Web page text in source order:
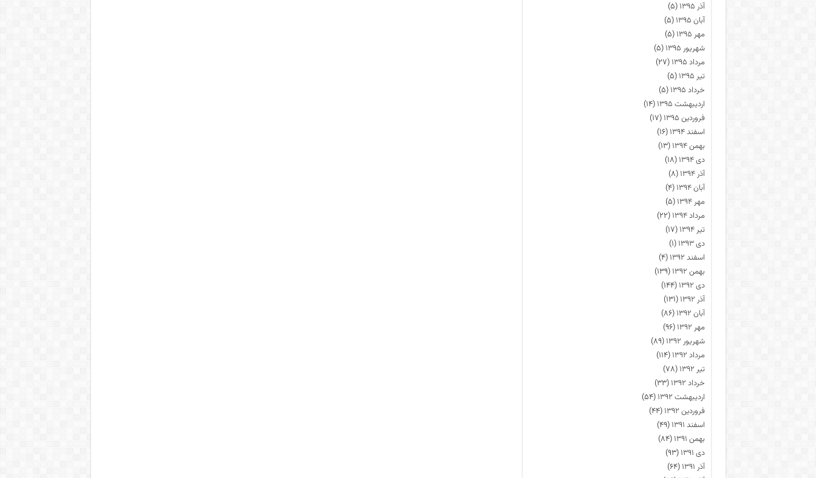
آذر ۱۳۹۵
(۵)
آبان ۱۳۹۵
(۵)
مهر ۱۳۹۵
(۵)
شهریور ۱۳۹۵
(۵)
مرداد ۱۳۹۵
(۲۷)
تیر ۱۳۹۵
(۵)
خرداد ۱۳۹۵
(۵)
اردیبهشت ۱۳۹۵
(۱۴)
فروردین ۱۳۹۵
(۱۷)
اسفند ۱۳۹۴
(۱۶)
بهمن ۱۳۹۴
(۱۳)
دی ۱۳۹۴
(۱۸)
آذر ۱۳۹۴
(۸)
آبان ۱۳۹۴
(۴)
مهر ۱۳۹۴
(۵)
مرداد ۱۳۹۴
(۲۲)
تیر ۱۳۹۴
(۱۷)
دی ۱۳۹۳
(۱)
اسفند ۱۳۹۲
(۴)
بهمن ۱۳۹۲
(۱۳۹)
دی ۱۳۹۲
(۱۴۴)
آذر ۱۳۹۲
(۱۳۱)
آبان ۱۳۹۲
(۸۶)
مهر ۱۳۹۲
(۹۶)
شهریور ۱۳۹۲
(۸۹)
مرداد ۱۳۹۲
(۱۱۴)
تیر ۱۳۹۲
(۷۸)
خرداد ۱۳۹۲
(۳۳)
اردیبهشت ۱۳۹۲
(۵۴)
فروردین ۱۳۹۲
(۴۴)
اسفند ۱۳۹۱
(۴۹)
بهمن ۱۳۹۱
(۸۴)
دی ۱۳۹۱
(۹۳)
آذر ۱۳۹۱
(۶۴)